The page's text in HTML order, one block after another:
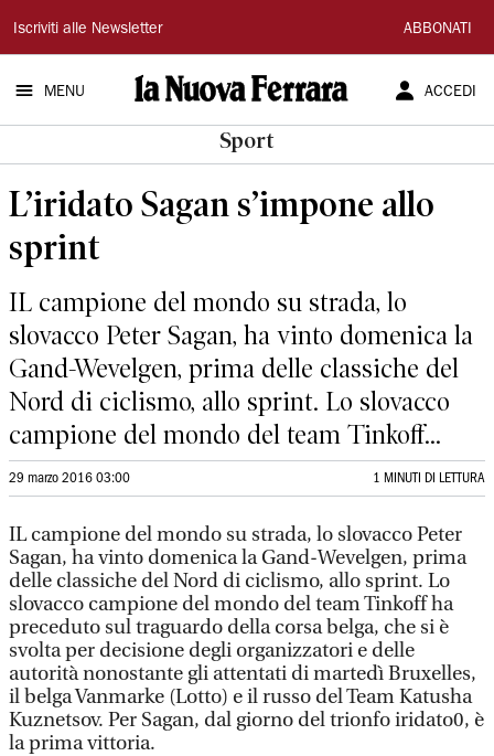
La
Nuova
Ferrara
Iscriviti alle Newsletter ABBONATI
MENU ACCEDI
Sport
L’iridato Sagan s’impone allo
sprint
IL campione del mondo su strada, lo
slovacco Peter Sagan, ha vinto domenica la
Gand-Wevelgen, prima delle classiche del
Nord di ciclismo, allo sprint. Lo slovacco
campione del mondo del team Tinkoff...
29 marzo 2016 03:00 1 MINUTI DI LETTURA
IL campione del mondo su strada, lo slovacco Peter
Sagan, ha vinto domenica la Gand-Wevelgen, prima
delle classiche del Nord di ciclismo, allo sprint. Lo
slovacco campione del mondo del team Tinkoff ha
preceduto sul traguardo della corsa belga, che si è
svolta per decisione degli organizzatori e delle
autorità nonostante gli attentati di martedì Bruxelles,
il belga Vanmarke (Lotto) e il russo del Team Katusha
Kuznetsov. Per Sagan, dal giorno del trionfo iridato0, è
la prima vittoria.